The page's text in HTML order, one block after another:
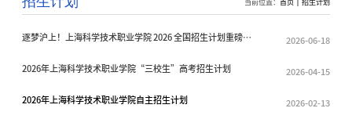
逐梦沪上！上海科学技术职业学院 2026 全国招生计划重磅出
2026-06-18
2026年上海科学技术职业学院“三校生”高考招生计划 2026-04-15
2026年上海科学技术职业学院自主招生计划 2026-02-13